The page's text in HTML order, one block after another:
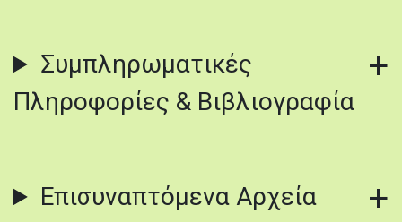
Συμπληρωματικές
Πληροφορίες & Βιβλιογραφία
Επισυναπτόμενα Αρχεία